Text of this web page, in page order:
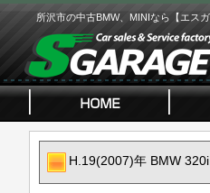
所沢市の中古BMW、MINIなら【エスガ
H.19(2007)年 BMW